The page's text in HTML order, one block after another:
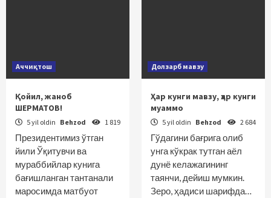
Аччиқтош
Қойил, жаноб
ШЕРМАТОВ!
5 yil oldin Behzod 1 819
Президентимиз ўтган
йили Ўқитувчи ва
мураббийлар кунига
бағишланган тантанали
маросимда матбуот
Долзарб мавзу
Ҳар кунги мавзу, ҳар кунги
муаммо
5 yil oldin Behzod 2 684
Гўдагини бағрига олиб
унга кўкрак тутган аёл
дунё келажагининг
таянчи, дейиш мумкин.
Зеро, ҳадиси шарифда…